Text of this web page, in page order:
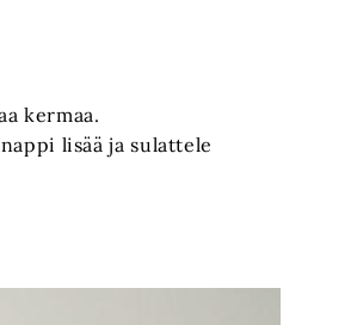
kermaa.
lisää ja sulattele